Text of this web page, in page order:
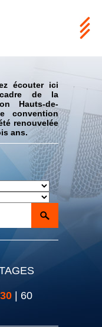
écouter ici
de la
Hauts-de-
convention
renouvelée
ans.
30| 60